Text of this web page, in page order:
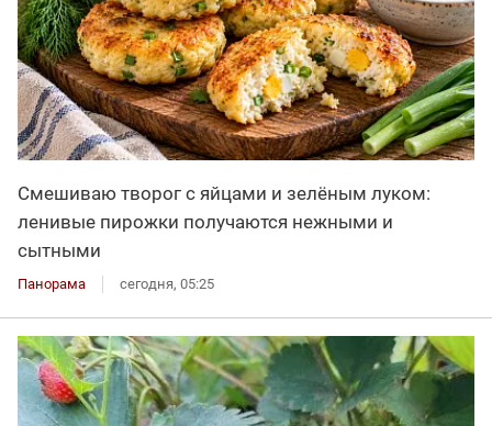
Смешиваю творог с яйцами и зелёным луком:
ленивые пирожки получаются нежными и
сытными
Панорама сегодня, 05:25